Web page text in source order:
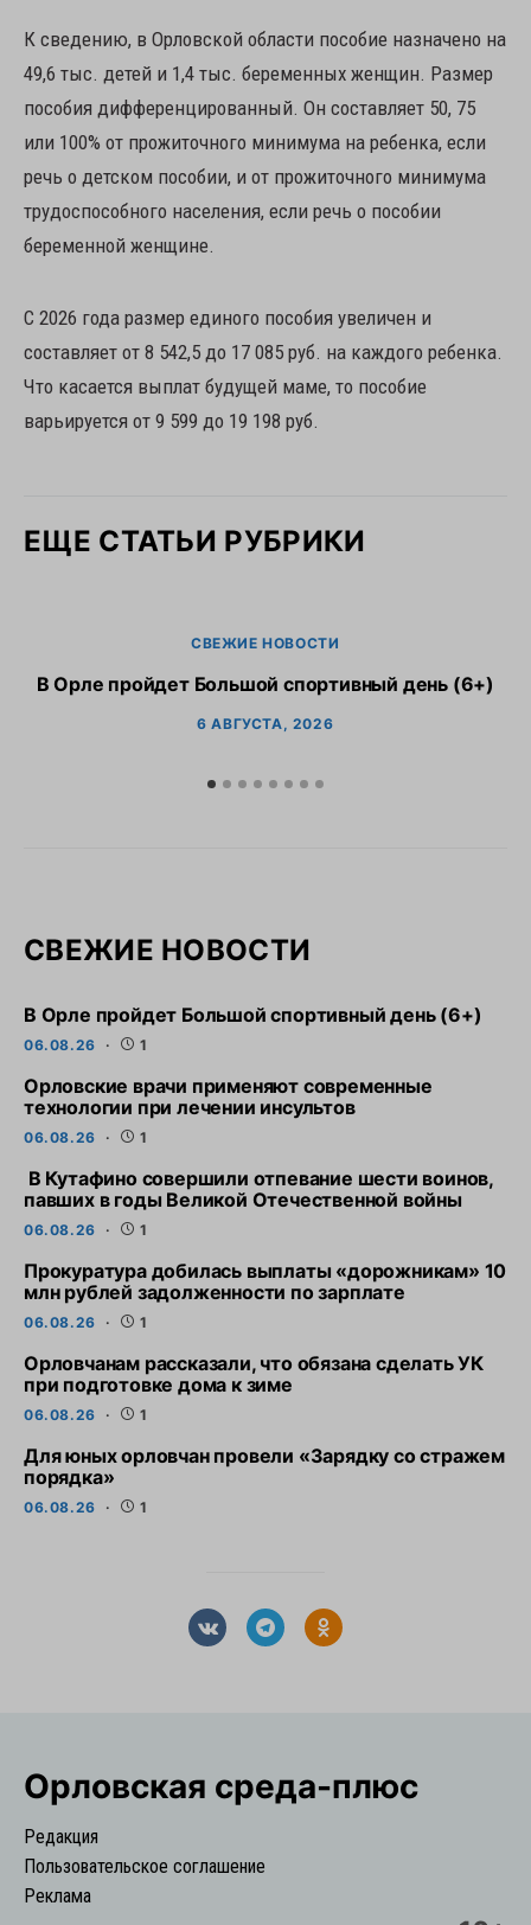
К сведению, в Орловской области пособие назначено на
49,6 тыс. детей и 1,4 тыс. беременных женщин. Размер
пособия дифференцированный. Он составляет 50, 75
или 100% от прожиточного минимума на ребенка, если
речь о детском пособии, и от прожиточного минимума
трудоспособного населения, если речь о пособии
беременной женщине.
С 2026 года размер единого пособия увеличен и
составляет от 8 542,5 до 17 085 руб. на каждого ребенка.
Что касается выплат будущей маме, то пособие
варьируется от 9 599 до 19 198 руб.
ЕЩЕ СТАТЬИ РУБРИКИ
СВЕЖИЕ НОВОСТИ
В Орле пройдет Большой спортивный день (6+)
6 АВГУСТА, 2026
СВЕЖИЕ НОВОСТИ
В Орле пройдет Большой спортивный день (6+)
06.08.26 1
Орловские врачи применяют современные
технологии при лечении инсультов
06.08.26 1
В Кутафино совершили отпевание шести воинов,
павших в годы Великой Отечественной войны
06.08.26 1
Прокуратура добилась выплаты «дорожникам» 10
млн рублей задолженности по зарплате
06.08.26 1
Орловчанам рассказали, что обязана сделать УК
при подготовке дома к зиме
06.08.26 1
Для юных орловчан провели «Зарядку со стражем
порядка»
06.08.26 1
Орловская cреда-плюс
Редакция
Пользовательское соглашение
Реклама